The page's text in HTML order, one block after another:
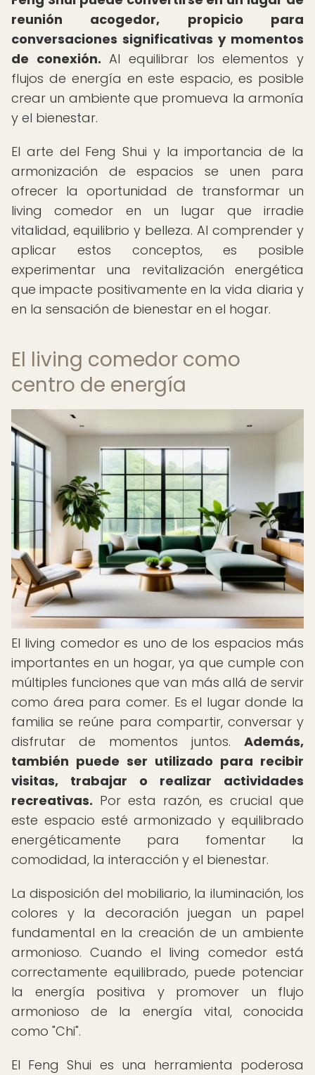
reunión acogedor, propicio para
conversaciones significativas y momentos
de conexión. Al equilibrar los elementos y
flujos de energía en este espacio, es posible
crear un ambiente que promueva la armonía
y el bienestar.
El arte del Feng Shui y la importancia de la
armonización de espacios se unen para
ofrecer la oportunidad de transformar un
living comedor en un lugar que irradie
vitalidad, equilibrio y belleza. Al comprender y
aplicar estos conceptos, es posible
experimentar una revitalización energética
que impacte positivamente en la vida diaria y
en la sensación de bienestar en el hogar.
El living comedor como
centro de energía
El living comedor es uno de los espacios más
importantes en un hogar, ya que cumple con
múltiples funciones que van más allá de servir
como área para comer. Es el lugar donde la
familia se reúne para compartir, conversar y
disfrutar de momentos juntos. Además,
también puede ser utilizado para recibir
visitas, trabajar o realizar actividades
recreativas. Por esta razón, es crucial que
este espacio esté armonizado y equilibrado
energéticamente para fomentar la
comodidad, la interacción y el bienestar.
La disposición del mobiliario, la iluminación, los
colores y la decoración juegan un papel
fundamental en la creación de un ambiente
armonioso. Cuando el living comedor está
correctamente equilibrado, puede potenciar
la energía positiva y promover un flujo
armonioso de la energía vital, conocida
como "Chi".
El Feng Shui es una herramienta poderosa